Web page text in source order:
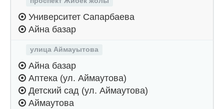
Университет Сапарбаева
Айна базар
улица Аймауытова
Айна базар
Аптека (ул. Аймаутова)
Детский сад (ул. Аймаутова)
Аймаутова